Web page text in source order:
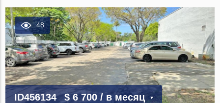
48
ID456134 $ 6 700/ в месяц